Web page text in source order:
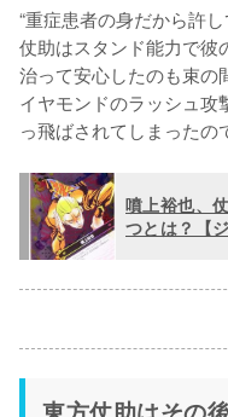
“重症患者の身だから許
仗助はスタンド能力で彼
治って安心したのも束の
イヤモンドのラッシュ攻
っ飛ばされてしまったの
噴上裕也、
つとは？【